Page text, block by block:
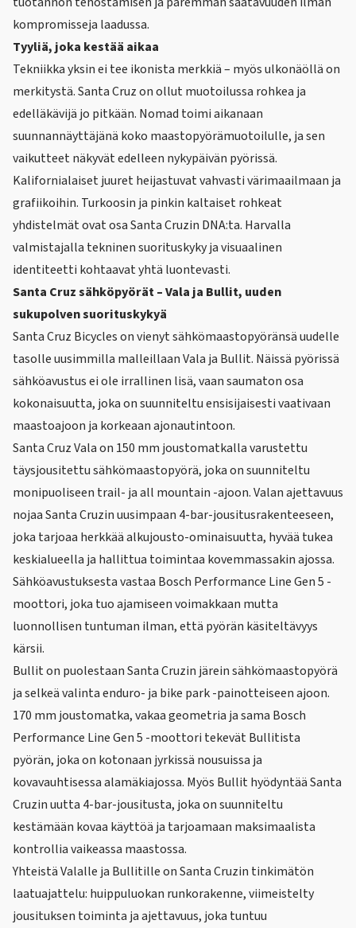
kompromisseja laadussa.
Tyyliä, joka kestää aikaa
Tekniikka yksin ei tee ikonista merkkiä – myös ulkonäöllä on
merkitystä. Santa Cruz on ollut muotoilussa rohkea ja
edelläkävijä jo pitkään. Nomad toimi aikanaan
suunnannäyttäjänä koko maastopyörämuotoilulle, ja sen
vaikutteet näkyvät edelleen nykypäivän pyörissä.
Kalifornialaiset juuret heijastuvat vahvasti värimaailmaan ja
grafiikoihin. Turkoosin ja pinkin kaltaiset rohkeat
yhdistelmät ovat osa Santa Cruzin DNA:ta. Harvalla
valmistajalla tekninen suorituskyky ja visuaalinen
identiteetti kohtaavat yhtä luontevasti.
Santa Cruz sähköpyörät– Vala ja Bullit, uuden
sukupolven suorituskykyä
Santa Cruz Bicycleson vienyt sähkömaastopyöränsä uudelle
tasolle uusimmilla malleillaan Vala ja Bullit. Näissä pyörissä
sähköavustus ei ole irrallinen lisä, vaan saumaton osa
kokonaisuutta, joka on suunniteltu ensisijaisesti vaativaan
maastoajoon ja korkeaan ajonautintoon.
Santa Cruz Vala on 150 mm joustomatkalla varustettu
täysjousitettu sähkömaastopyörä, joka on suunniteltu
monipuoliseen trail- ja all mountain -ajoon. Valan ajettavuus
nojaa Santa Cruzin uusimpaan 4-bar-jousitusrakenteeseen,
joka tarjoaa herkkää alkujousto-ominaisuutta, hyvää tukea
keskialueella ja hallittua toimintaa kovemmassakin ajossa.
Sähköavustuksesta vastaa Bosch Performance Line Gen 5 -
moottori, joka tuo ajamiseen voimakkaan mutta
luonnollisen tuntuman ilman, että pyörän käsiteltävyys
kärsii.
Bullit on puolestaan Santa Cruzin järein sähkömaastopyörä
ja selkeä valinta enduro- ja bike park -painotteiseen ajoon.
170 mm joustomatka, vakaa geometria ja sama Bosch
Performance Line Gen 5 -moottori tekevät Bullitista
pyörän, joka on kotonaan jyrkissä nousuissa ja
kovavauhtisessa alamäkiajossa. Myös Bullit hyödyntää Santa
Cruzin uutta 4-bar-jousitusta, joka on suunniteltu
kestämään kovaa käyttöä ja tarjoamaan maksimaalista
kontrollia vaikeassa maastossa.
Yhteistä Valalle ja Bullitille on Santa Cruzin tinkimätön
laatuajattelu: huippuluokan runkorakenne, viimeistelty
jousituksen toiminta ja ajettavuus, joka tuntuu